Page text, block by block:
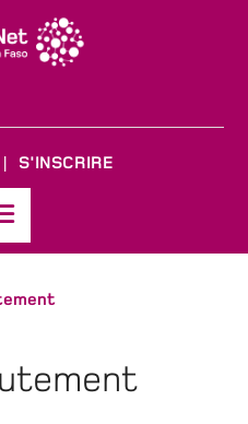
S'INSCRIRE